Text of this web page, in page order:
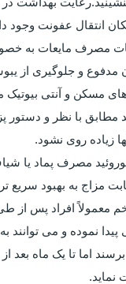
انتقال عفونت وجود
مصرف مایعات به
مدفوع و جلوگیری از
مسکن و آنتی
مطابق با نظر و دستور
زیاده روی نشود.
مصرف پماد یا
مزاج به بهبود سریع
معمولاً افراد پس از
نموده و می توانند
اما تا یک ماه بعد